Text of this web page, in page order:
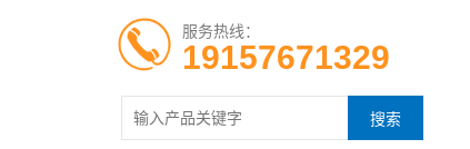
服务热线：
19157671329